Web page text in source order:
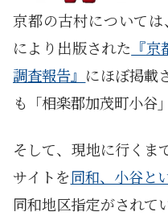
京都の古村について
により出版された 『
調査報告』 にほぼ掲載
も「相楽郡加茂町小谷
そして、現地に行くま
サイトを同和、小谷と
同和地区指定がされて